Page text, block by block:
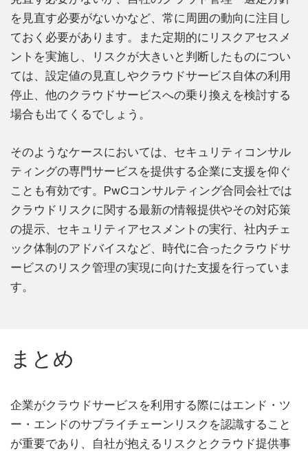
を見直す必要がないかなど、常に周囲の動向に注目し
ておく必要があります。また定期的にリスクアセスメ
ントを実施し、リスクが大きいと判断したものについ
ては、設定値の見直しやクラウドサービス自体の利用
停止、他のクラウドサービスへの乗り換えを検討する
場合も出てくるでしょう。
そのようなケースにおいては、セキュリティコンサル
ティングの専門サービスを提供する企業に支援を仰ぐ
ことも有効です。PwCコンサルティング合同会社では
クラウドリスクに関する最新の情報提供やその対応策
の提示、セキュリティアセスメントの実行、社内チェ
ック体制のアドバイスなど、時代に合ったクラウドサ
ービスのリスク管理の実現に向けた支援を行っていま
す。
まとめ
企業がクラウドサービスを利用する際にはエンド・ツ
ー・エンドのサプライチェーンリスクを認識すること
が重要であり、自社が抱えるリスクとクラウド提供事